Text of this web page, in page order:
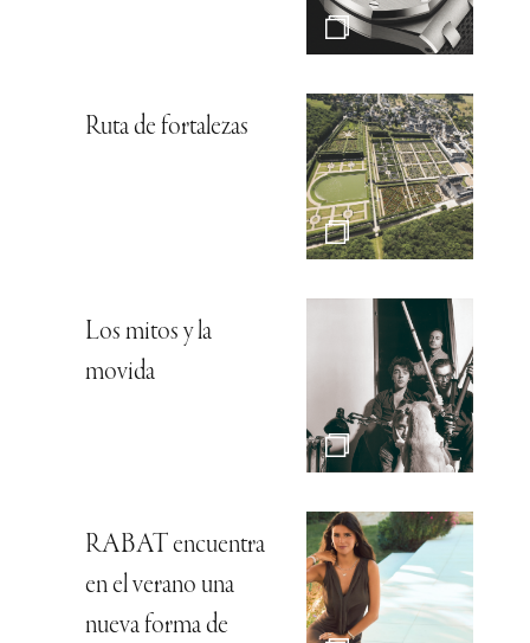
Ruta de fortalezas
Los mitos y la
movida
RABAT encuentra
en el verano una
nueva forma de